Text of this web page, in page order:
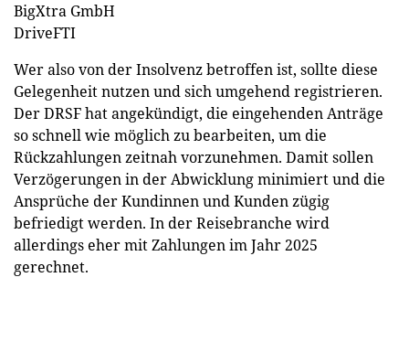
BigXtra GmbH
DriveFTI
Wer also von der Insolvenz betroffen ist, sollte diese
Gelegenheit nutzen und sich umgehend registrieren.
Der DRSF hat angekündigt, die eingehenden Anträge
so schnell wie möglich zu bearbeiten, um die
Rückzahlungen zeitnah vorzunehmen. Damit sollen
Verzögerungen in der Abwicklung minimiert und die
Ansprüche der Kundinnen und Kunden zügig
befriedigt werden. In der Reisebranche wird
allerdings eher mit Zahlungen im Jahr 2025
gerechnet.